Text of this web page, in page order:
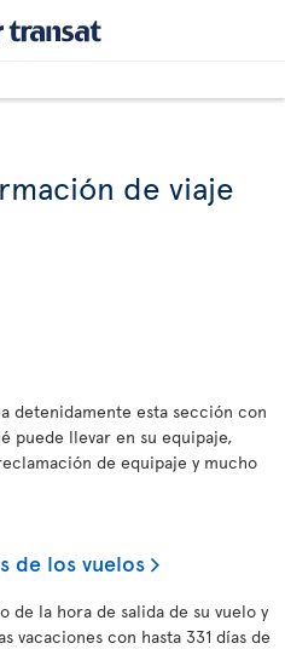
de viaje
detenidamente esta sección con
puede llevar en su equipaje,
de equipaje y mucho
de los vuelos
de la hora de salida de su vuelo y
vacaciones con hasta 331 días de